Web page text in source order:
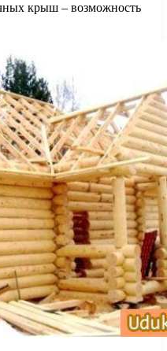
крыш – возможность